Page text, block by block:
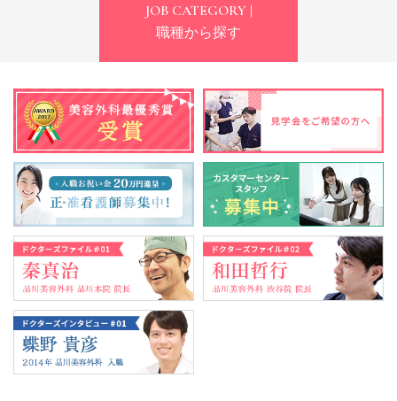
JOB CATEGORY |
職種から探す